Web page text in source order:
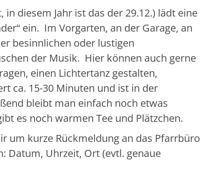
diesem Jahr ist das der 29.12.) lädt eine
ein. Im Vorgarten, an der Garage, an
besinnlichen oder lustigen
der Musik. Hier können auch gerne
einen Lichtertanz gestalten,
ca. 15-30 Minuten und ist in der
bleibt man einfach noch etwas
es noch warmen Tee und Plätzchen.
um kurze Rückmeldung an das Pfarrbüro
Datum, Uhrzeit, Ort (evtl. genaue